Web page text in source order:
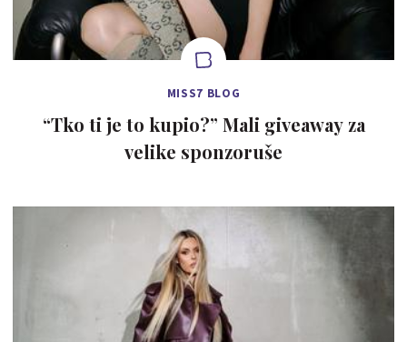
MISS7 BLOG
“Tko ti je to kupio?” Mali giveaway za
velike sponzoruše